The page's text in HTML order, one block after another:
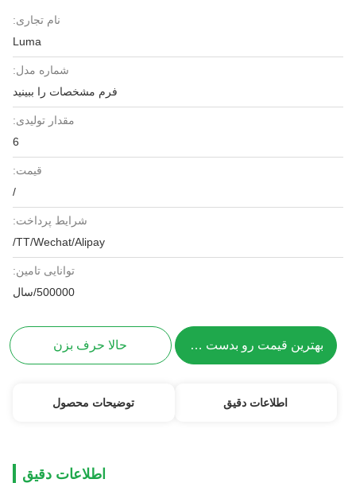
نام تجاری:
Luma
شماره مدل:
فرم مشخصات را ببینید
مقدار تولیدی:
6
قیمت:
/
شرایط پرداخت:
TT/Wechat/Alipay/
توانایی تامین:
500000/سال
بهترین قیمت رو بدست بیار حالا حرف بزن
اطلاعات دقیق توضیحات محصول
اطلاعات دقیق